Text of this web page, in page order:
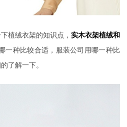
植绒衣架的知识点， 实木衣架植绒和
一种比较合适，服装公司用哪一种比
了解一下。